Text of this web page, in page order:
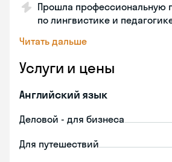
Прошла профессиональную
по лингвистике и
Читать дальше
Услуги и цены
Английский язык
Деловой - для бизнеса
Для путешествий